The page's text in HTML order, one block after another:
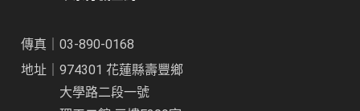
傳真｜03-890-0168
地址｜974301 花蓮縣壽豐鄉
大學路二段一號